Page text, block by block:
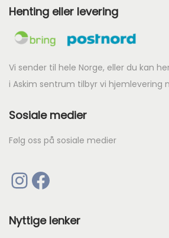
1
2
t
i
Henting eller levering
Vi sender til hele Norge, eller du kan
i Askim sentrum tilbyr vi hjemlevering
Sosiale medier
Følg oss på sosiale medier
InstagramFacebook
Nyttige lenker